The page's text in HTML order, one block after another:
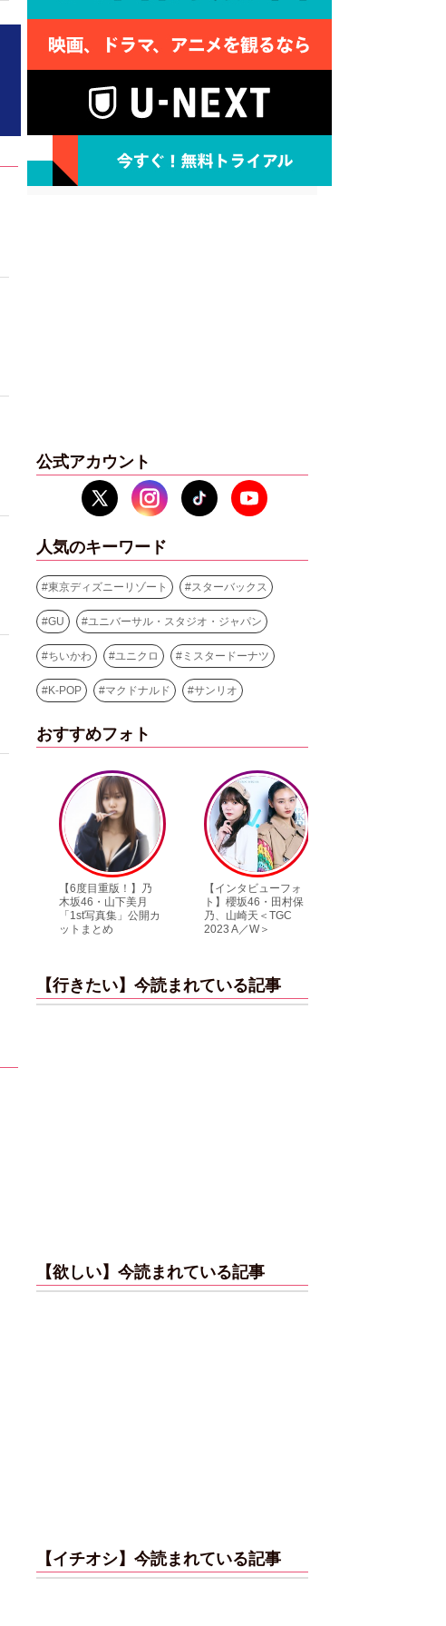
公式アカウント
人気のキーワード
#東京ディズニーリゾート #スターバックス
#GU #ユニバーサル・スタジオ・ジャパン
#ちいかわ #ユニクロ # ミスタードーナツ
#K-POP #マクドナルド #サンリオ
おすすめフォト
【6度目重版！】乃
木坂46・山下美月
「1st写真集」公開カ
ットまとめ
【インタビューフォ
ト】櫻坂46・田村保
乃、山崎天＜TGC
2023 A／W＞
【行きたい】今読まれている記事
【欲しい】今読まれている記事
【イチオシ】今読まれている記事